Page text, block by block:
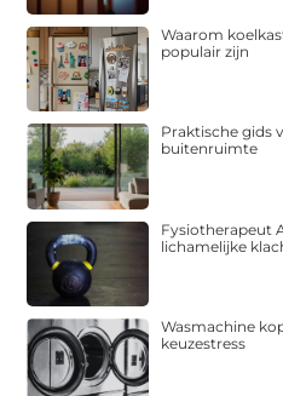
Waarom
populair zijn
Praktische gids
buitenruimte
Fysiotherapeut
lichamelijke
Wasmachine
keuzestress